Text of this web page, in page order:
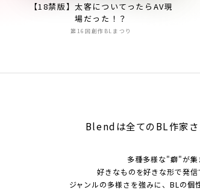
【18禁版】太客についてったらAV現
場だった！？
第16回創作BLまつり
Blendは全てのBL作家さ
多種多様な"癖"が集
好きなものを好きな形で発信
ジャンルの多様さを強みに、BLの個